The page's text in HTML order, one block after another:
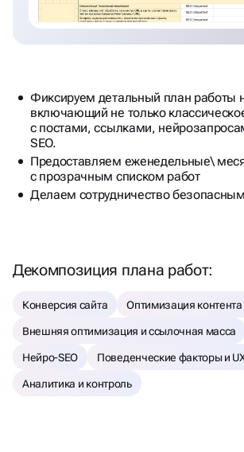
Фиксируем детальный план работы
включающий не только классическое
с постами, ссылками,
SEO.
Предоставляем еженедельные\
с прозрачным списком работ
Конверсия сайта Оптимизация контента
Внешняя оптимизация и ссылочная масса
Нейро-SEO Поведенческие факторы и UX